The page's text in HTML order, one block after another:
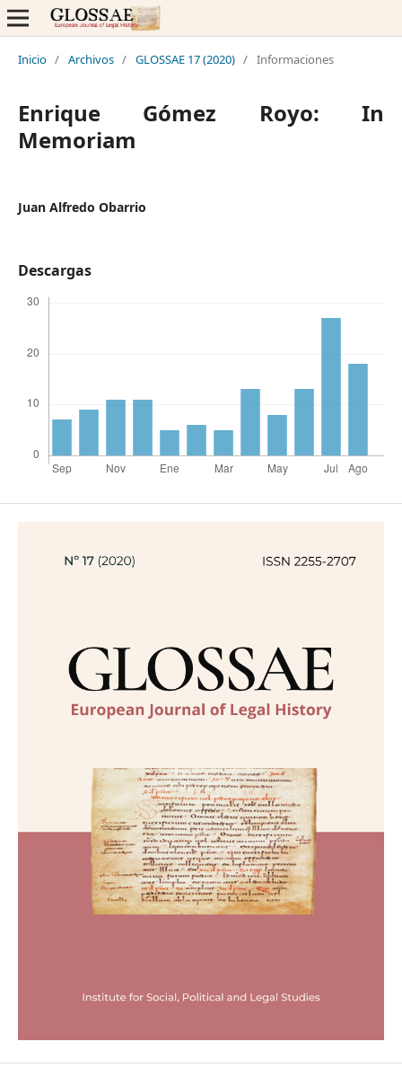
Inicio / Archivos / GLOSSAE 17 (2020) / Informaciones
Enrique Gómez Royo: In
Memoriam
Juan Alfredo Obarrio
Descargas